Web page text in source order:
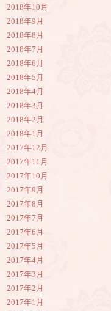
2018年10月
2018年9月
2018年8月
2018年7月
2018年6月
2018年5月
2018年4月
2018年3月
2018年2月
2018年1月
2017年12月
2017年11月
2017年10月
2017年9月
2017年8月
2017年7月
2017年6月
2017年5月
2017年4月
2017年3月
2017年2月
2017年1月